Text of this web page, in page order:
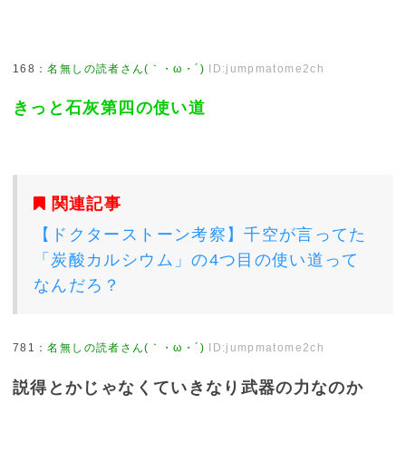
168 ：名無しの読者さん(｀・ω・´) ID:jumpmatome2ch
きっと石灰第四の使い道
関連記事
【ドクターストーン考察】千空が言ってた
「炭酸カルシウム」の4つ目の使い道って
なんだろ？
781 ：名無しの読者さん(｀・ω・´) ID:jumpmatome2ch
説得とかじゃなくていきなり武器の力なのか